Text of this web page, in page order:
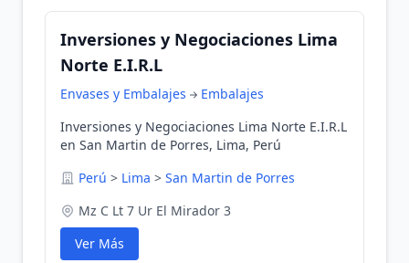
Inversiones y Negociaciones Lima
Norte E.I.R.L
Envases y Embalajes
Embalajes
Inversiones y Negociaciones Lima Norte E.I.R.L
en San Martin de Porres, Lima, Perú
Perú > Lima > San Martin de Porres
Mz C Lt 7 Ur El Mirador 3
Ver Más